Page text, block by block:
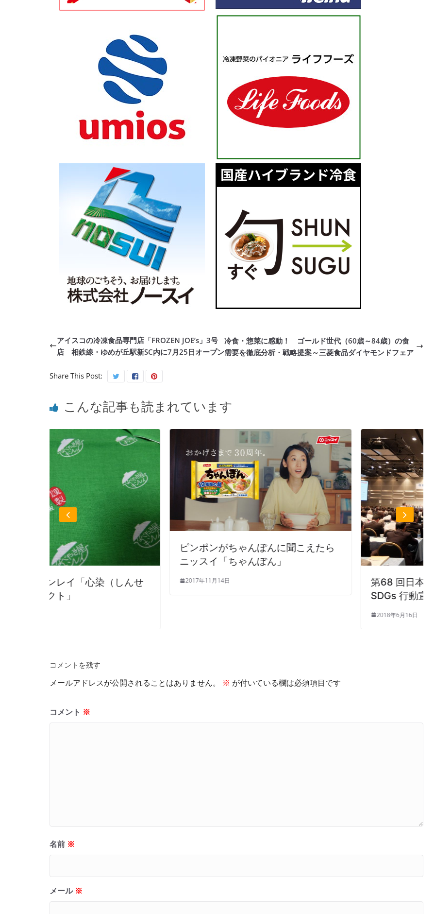
アイスコの冷凍食品専門店「FROZEN JOE’s」3号
店 相鉄線・ゆめが丘駅新SC内に7月25日オープン
冷食・惣菜に感動！ ゴールド世代（60歳～84歳）の食
需要を徹底分析・戦略提案～三菱食品ダイヤモンドフェア
Share This Post:
こんな記事も読まれています
ピンポンがちゃんぽんに聞こえたら
ニッスイ「ちゃんぽん」
2017年11月14日
第68 回日本生協連通常総会「コープ
コメントを残す
メールアドレスが公開されることはありません。 ※ が付いている欄は必須項目です
コメント ※
名前 ※
メール ※